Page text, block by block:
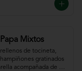
Mixtos
de tocineta,
gratinados
acompañada de